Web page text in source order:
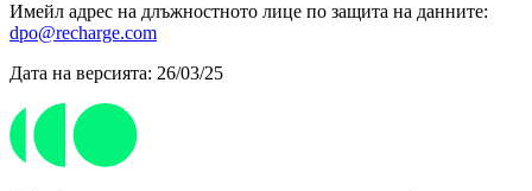
Имейл адрес на длъжностното лице по защита на данните:
dpo@recharge.com
Дата на версията: 26/03/25